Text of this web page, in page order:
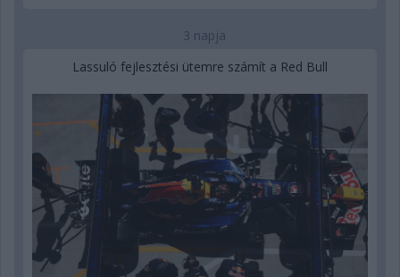
3 napja
Lassuló fejlesztési ütemre számít a Red Bull